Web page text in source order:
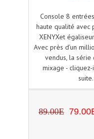
Console 8
haute qualité avec
XENYXet
Avec près d’un
vendus, la
mixage -
89.00E